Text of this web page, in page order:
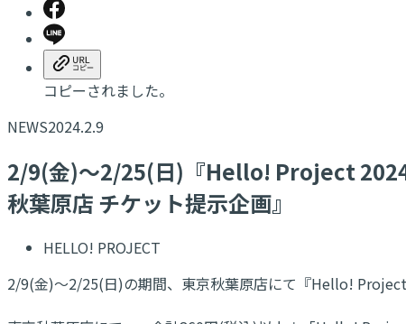
コピーされました。
NEWS2024.2.9
2/9(金)～2/25(日)『Hello! Project 2024
秋葉原店 チケット提示企画』
HELLO! PROJECT
2/9(金)～2/25(日)の期間、東京秋葉原店にて『Hello!